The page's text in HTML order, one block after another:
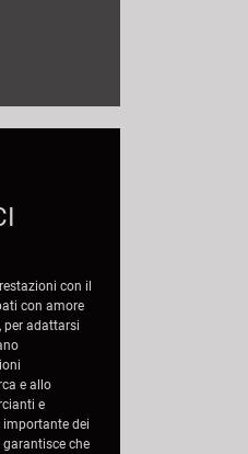
con il
con amore
per adattarsi
e allo
e
dei
che